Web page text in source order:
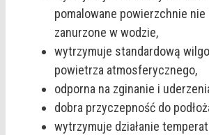
pomalowane powierzchnie nie
zanurzone w wodzie,
wytrzymuje standardową
powietrza atmosferycznego,
odporna na zginanie i
dobra przyczepność do
wytrzymuje działanie